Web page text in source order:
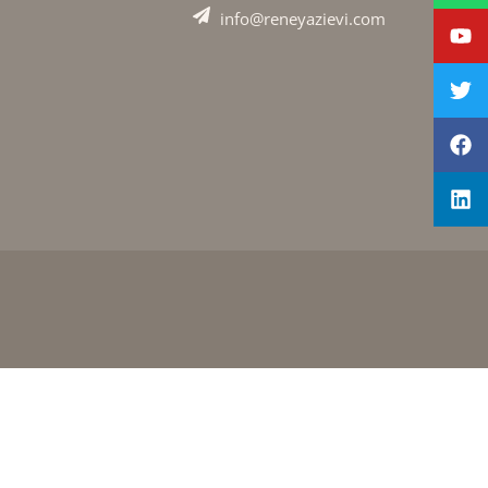
info@reneyazievi.com